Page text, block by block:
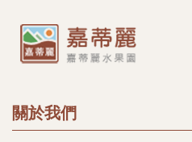
關於我們